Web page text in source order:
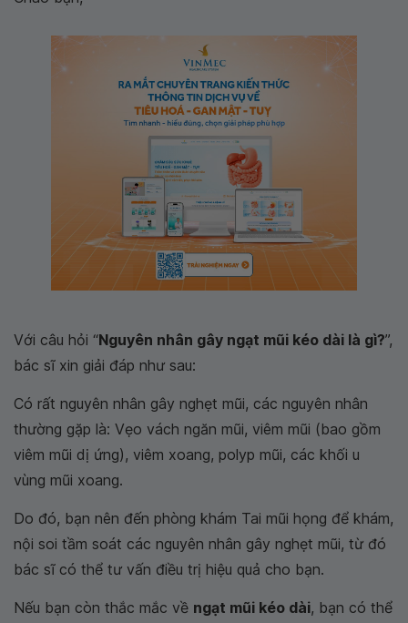
Với câu hỏi “Nguyên nhân gây ngạt mũi kéo dài là gì?”,
bác sĩ xin giải đáp như sau:
Có rất nguyên nhân gây nghẹt mũi, các nguyên nhân
thường gặp là: Vẹo vách ngăn mũi, viêm mũi (bao gồm
viêm mũi dị ứng), viêm xoang, polyp mũi, các khối u
vùng mũi xoang.
Do đó, bạn nên đến phòng khám Tai mũi họng để khám,
nội soi tầm soát các nguyên nhân gây nghẹt mũi, từ đó
bác sĩ có thể tư vấn điều trị hiệu quả cho bạn.
Nếu bạn còn thắc mắc về ngạt mũi kéo dài, bạn có thể